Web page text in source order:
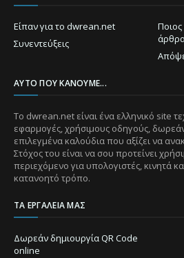
Είπαν για το dwrean.net
Συνεντεύξεις
ΑΥΤΌ ΠΟΥ ΚΆΝΟΥΜΕ...
Το dwrean.net είναι ένα ελληνικό site
εφαρμογές, χρήσιμους οδηγούς,
επιλεγμένα καλούδια που αξίζει να
Στόχος του είναι να σου προτείνει
περιεχόμενο για υπολογιστές, κινητά
κατανοητό τρόπο.
ΤΑ ΕΡΓΑΛΕΊΑ ΜΑΣ
Δωρεάν δημιουργία QR Code
online